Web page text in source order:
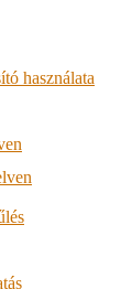
használata